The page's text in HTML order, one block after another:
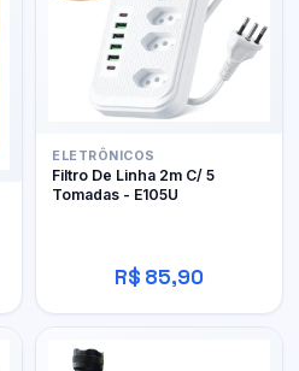
ELETRÔNICOS
Filtro De Linha 2m C/ 5
Tomadas - E105U
R$ 85,90